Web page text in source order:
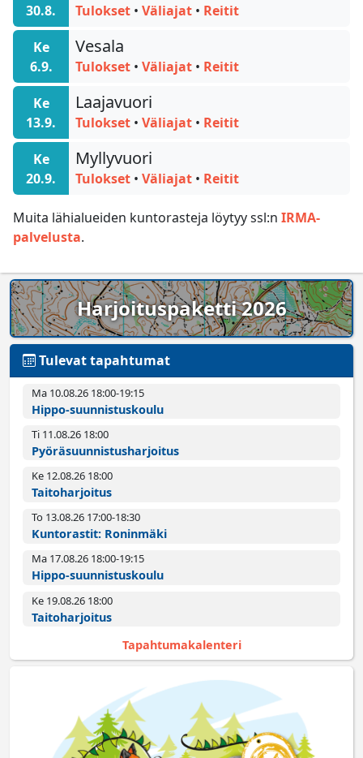
30.8. Tulokset •Väliajat • Reitit
Ke
6.9.
Vesala
Tulokset •Väliajat • Reitit
Ke
13.9.
Laajavuori
Tulokset •Väliajat • Reitit
Ke
20.9.
Myllyvuori
Tulokset •Väliajat • Reitit
Muita lähialueiden kuntorasteja löytyy ssl:n IRMA-
palvelusta.
Harjoituspaketti 2026
Tulevat tapahtumat
Ma 10.08.26 18:00­-19:15
Hippo-suunnistuskoulu
Ti 11.08.26 18:00­
Pyörä­suunnistus­harjoitus
Ke 12.08.26 18:00­
Taitoharjoitus
To 13.08.26 17:00­-18:30
Kuntorastit: Roninmäki
Ma 17.08.26 18:00­-19:15
Hippo-suunnistuskoulu
Ke 19.08.26 18:00­
Taitoharjoitus
Tapahtumakalenteri